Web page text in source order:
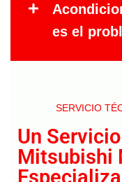
es el
SERVICIO
Un
Mitsubishi